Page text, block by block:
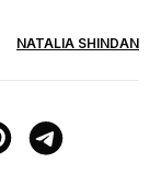
NATALIA SHINDAN